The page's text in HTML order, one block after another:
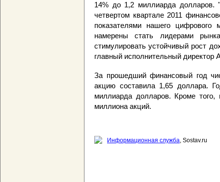
14% до 1,2 миллиарда долларов.
четвертом квартале 2011
показателями нашего
намерены стать лидерами
стимулировать устойчивый рост
главный исполнительный директор
За прошедший финансовый год
акцию составила 1,65 доллара.
миллиарда долларов. Кроме того,
миллиона акций.
Информационная служба, Sostav.ru